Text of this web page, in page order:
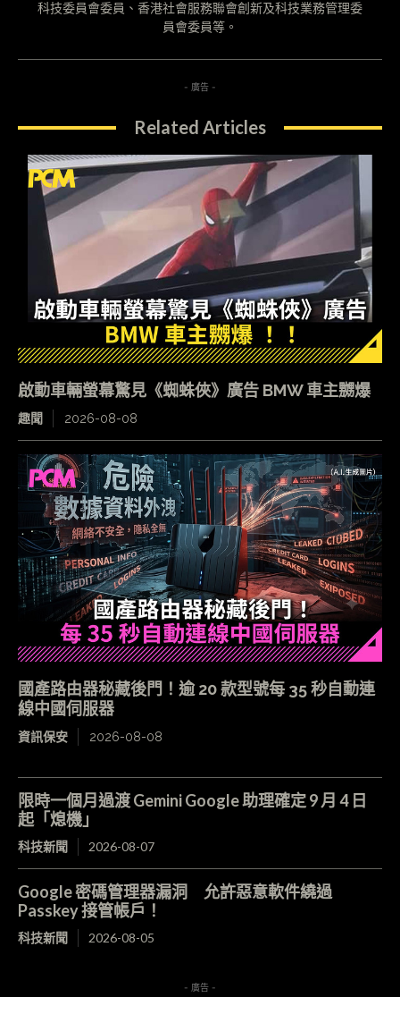
科技委員會委員、香港社會服務聯會創新及科技業務管理委
員會委員等。
- 廣告 -
Related Articles
啟動車輛螢幕驚見《蜘蛛俠》廣告 BMW 車主嬲爆
趣聞 2026-08-08
國產路由器秘藏後門！逾 20 款型號每 35 秒自動連
線中國伺服器
資訊保安 2026-08-08
限時一個月過渡 Gemini Google 助理確定 9 月 4 日
起「熄機」
科技新聞 2026-08-07
Google 密碼管理器漏洞 允許惡意軟件繞過
Passkey 接管帳戶！
科技新聞 2026-08-05
- 廣告 -